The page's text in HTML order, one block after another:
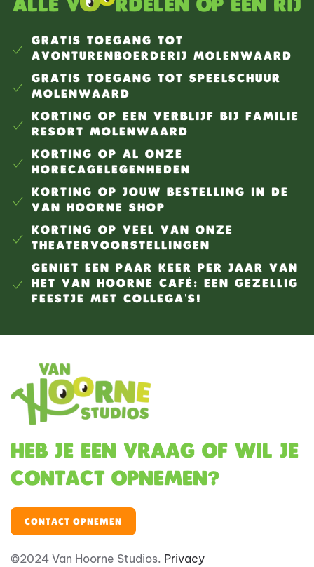
Alle v rdelen op een rij
GRATIS TOEGANG TOT
AVONTURENBOERDERIJ MOLENWAARD
GRATIS TOEGANG TOT SPEELSCHUUR
MOLENWAARD
KORTING OP EEN VERBLIJF BIJ FAMILIE
RESORT MOLENWAARD
KORTING OP AL ONZE
HORECAGELEGENHEDEN
KORTING OP JOUW BESTELLING IN DE
VAN HOORNE SHOP
KORTING OP VEEL VAN ONZE
THEATERVOORSTELLINGEN
GENIET EEN PAAR KEER PER JAAR VAN
HET VAN HOORNE CAFÉ: EEN GEZELLIG
FEESTJE MET COLLEGA'S!
Heb je een vraag of wil je
contact opnemen?
CONTACT OPNEMEN
©2024 Van Hoorne Studios. Privacy